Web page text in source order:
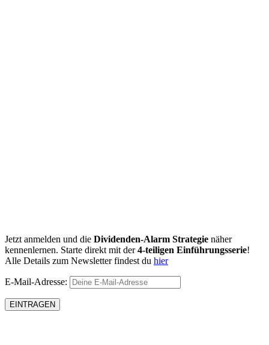
Jetzt anmelden und die Dividenden-Alarm Strategie näher
kennenlernen. Starte direkt mit der4-teiligen Einführungsserie!
Alle Details zum Newsletter findest du hier
E-Mail-Adresse: